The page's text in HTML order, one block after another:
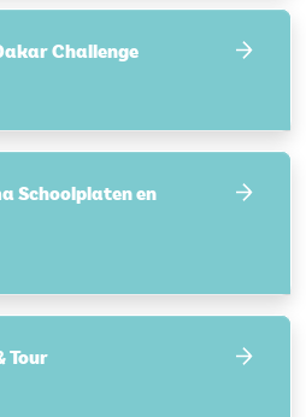
Challenge
Schoolplaten en
Tour